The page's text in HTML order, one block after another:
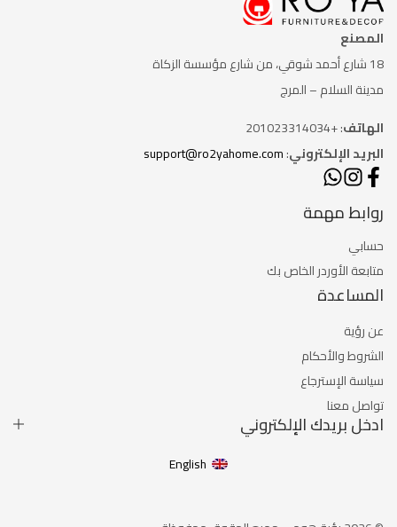
المصنع
18 شارع أحمد شوقي، من شارع
مؤسسة الزكاة
مدينة السلام – المرج
الهاتف: +201023314034
البريد الإلكتروني:
support@ro2yahome.com
روابط مهمة
حسابي
متابعة الأوردر الخاص بك
المساعدة
عن رؤية
الشروط والأحكام
سياسة الإسترجاع
تواصل معنا
ادخل بريدك الإلكتروني
English